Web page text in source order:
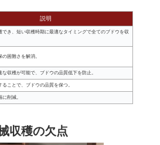
説明
でき、短い収穫時期に最適なタイミングで全てのブドウを収
困難さを解消。
な収穫が可能で、ブドウの品質低下を防止。
ことで、ブドウの品質を保つ。
削減。
収穫の欠点